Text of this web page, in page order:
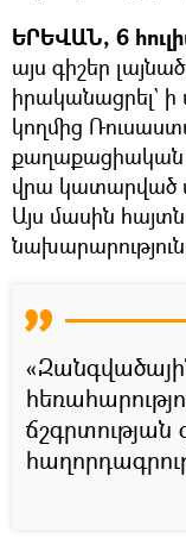
ԵՐԵՎԱՆ, 6
այս գիշեր
իրականացրել`
կողմից
քաղաքացիական
վրա կատարված
Այս մասին
ճշգրտության